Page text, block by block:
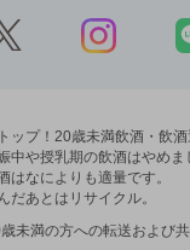
ップ！20歳未満飲酒・飲酒
中や授乳期の飲酒はやめま
はなによりも適量です。
だあとはリサイクル。
未満の方への転送および共